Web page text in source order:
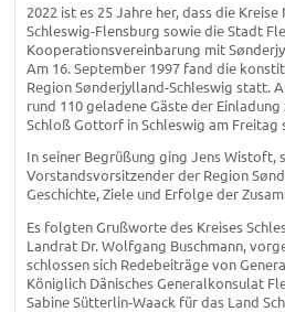
2022 ist es 25 Jahre her, dass die
Schleswig-Flensburg sowie die Stadt
Kooperationsvereinbarung mit
Am 16. September 1997 fand die
Region Sønderjylland-Schleswig statt.
rund 110 geladene Gäste der
Schloß Gottorf in Schleswig am
In seiner Begrüßung ging Jens
Vorstandsvorsitzender der Region
Geschichte, Ziele und Erfolge der
Es folgten Grußworte des Kreises
Landrat Dr. Wolfgang Buschmann,
schlossen sich Redebeiträge von
Königlich Dänisches Generalkonsulat
Sabine Sütterlin-Waack für das Land